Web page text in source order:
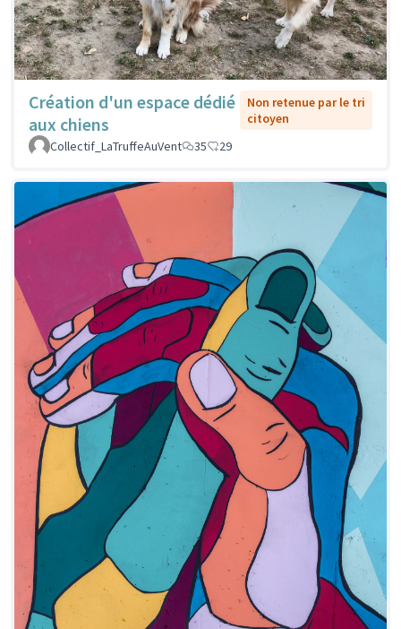
Création d'un espace dédié
aux chiens
Non retenue par le tri
citoyen
Collectif_LaTruffeAuVent
35 29